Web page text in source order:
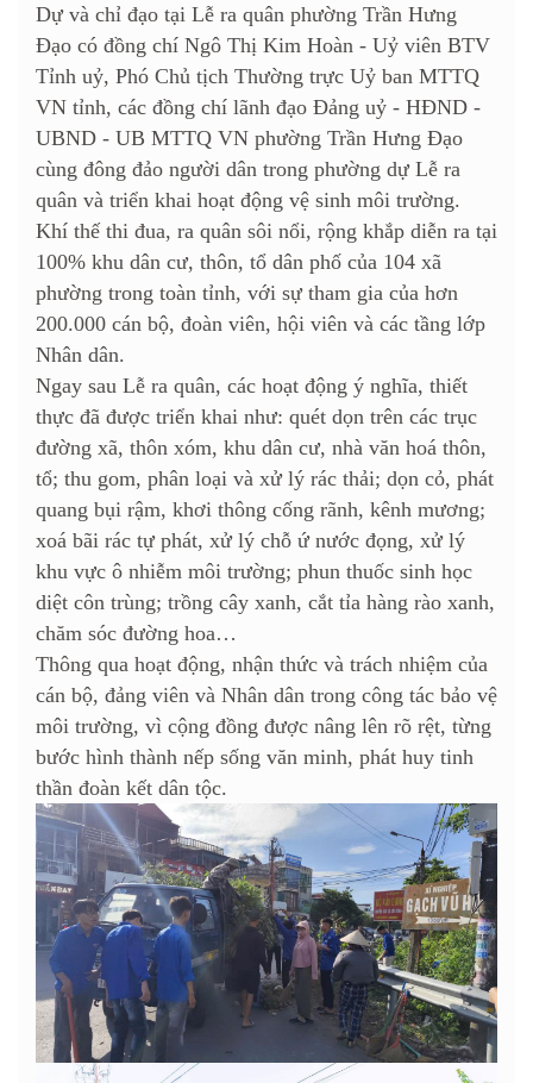
Dự và chỉ đạo tại Lễ ra quân phường Trần Hưng
Đạo có đồng chí Ngô Thị Kim Hoàn - Uỷ viên BTV
Tỉnh uỷ, Phó Chủ tịch Thường trực Uỷ ban MTTQ
VN tỉnh, các đồng chí lãnh đạo Đảng uỷ - HĐND -
UBND - UB MTTQ VN phường Trần Hưng Đạo
cùng đông đảo người dân trong phường dự Lễ ra
quân và triển khai hoạt động vệ sinh môi trường.
Khí thế thi đua, ra quân sôi nổi, rộng khắp diễn ra tại
100% khu dân cư, thôn, tổ dân phố của 104 xã
phường trong toàn tỉnh, với sự tham gia của hơn
200.000 cán bộ, đoàn viên, hội viên và các tầng lớp
Nhân dân.
Ngay sau Lễ ra quân, các hoạt động ý nghĩa, thiết
thực đã được triển khai như: quét dọn trên các trục
đường xã, thôn xóm, khu dân cư, nhà văn hoá thôn,
tổ; thu gom, phân loại và xử lý rác thải; dọn cỏ, phát
quang bụi rậm, khơi thông cống rãnh, kênh mương;
xoá bãi rác tự phát, xử lý chỗ ứ nước đọng, xử lý
khu vực ô nhiễm môi trường; phun thuốc sinh học
diệt côn trùng; trồng cây xanh, cắt tỉa hàng rào xanh,
chăm sóc đường hoa…
Thông qua hoạt động, nhận thức và trách nhiệm của
cán bộ, đảng viên và Nhân dân trong công tác bảo vệ
môi trường, vì cộng đồng được nâng lên rõ rệt, từng
bước hình thành nếp sống văn minh, phát huy tinh
thần đoàn kết dân tộc.